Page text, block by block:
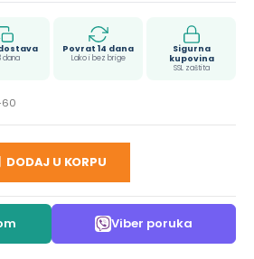
dana
Povrat 14 dana
Lako i bez brige
Sigurna
kupovina
SSL zaštita
DODAJ U KORPU
Viber poruka